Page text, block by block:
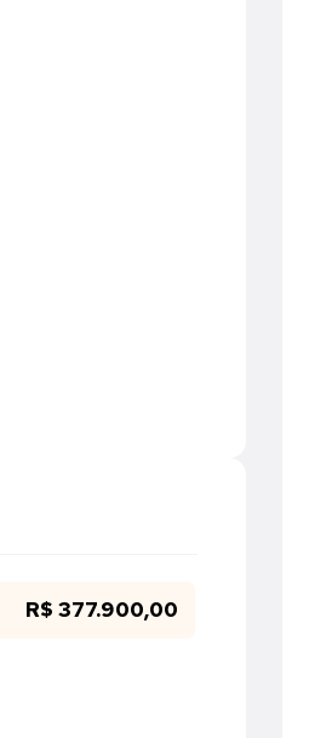
R$ 377.900,00